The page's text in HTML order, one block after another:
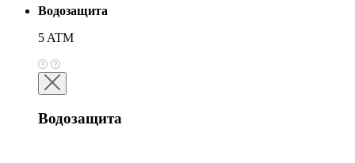
Водозащита
5 ATM
Водозащита